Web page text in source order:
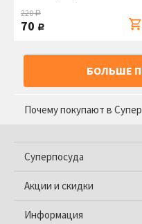
220руб.
70 руб.
БОЛЬШЕ
Почему покупают в
Суперпосуда
Акции и скидки
Информация